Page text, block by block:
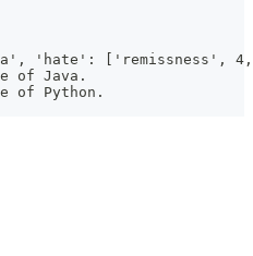
'hate': ['remissness',
of Java.
of Python.